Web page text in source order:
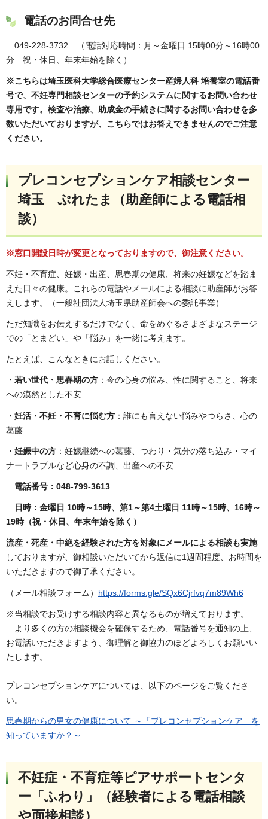
電話のお問合せ先
049-228-3732 （電話対応時間：月～金曜日 15時00分～16時00
分 祝・休日、年末年始を除く）
※こちらは埼玉医科大学総合医療センター産婦人科 培養室の電話番
号で、 不妊専門相談センターの予約システムに関するお問い合わせ
専用です。 検査や治療、助成金の手続きに関するお問い合わせを多
数いただいておりますが、こちらではお答えできませんのでご注意
ください。
プレコンセプションケア相談センター
埼玉 ぷれたま
（助産師による電話相
談）
※窓口開設日時が変更となっておりますので、御注意ください。
不妊・不育症、妊娠・出産、思春期の健康、将来の妊娠などを踏ま
えた日々の健康。これらの電話やメールによる相談に助産師がお答
えします。（一般社団法人埼玉県助産師会への委託事業）
ただ知識をお伝えするだけでなく、命をめぐるさまざまなステージ
での「とまどい」や「悩み」を一緒に考えます。
たとえば、こんなときにお話しください。
・若い世代・思春期の方 ：今の心身の悩み、性に関すること、将来
への漠然とした不安
・妊活・不妊・不育に悩む方 ：誰にも言えない悩みやつらさ、心の
葛藤
・妊娠中の方 ：妊娠継続への葛藤、つわり・気分の落ち込み・マイ
ナートラブルなど心身の不調、出産への不安
電話番号：048-799-3613
日時：金曜日 10時～15時、第1～第4土曜日 11時～15時、16時～
19時（祝・休日、年末年始を除く）
流産・死産・中絶を経験された方を対象にメールによる相談も実施
しておりますが、御相談いただいてから返信に1週間程度、お時間を
いただきますので御了承ください。
（メール相談フォーム） https://forms.gle/SQx6Cjrfvq7m89Wh6
※当相談でお受けする相談内容と異なるものが増えております。
より多くの方の相談機会を確保するため、電話番号を通知の上、
お電話いただきますよう、御理解と御協力のほどよろしくお願いい
たします。
プレコンセプションケアについては、以下のページをご覧くださ
い。
思春期からの男女の健康について ～「プレコンセプションケア」を
知っていますか？～
不妊症・不育症等ピアサポートセンタ
ー「ふわり」（経験者による電話相談
や面接相談）